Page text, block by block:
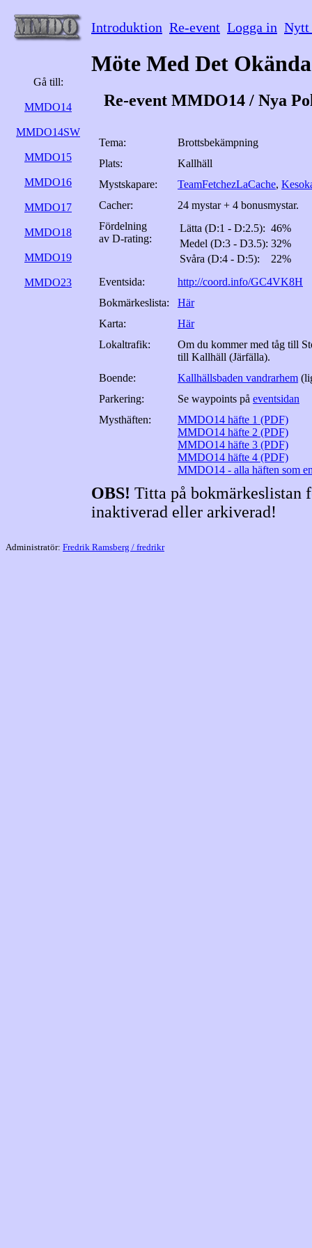
Introduktion Re-event Logga in Nytt
Gå till:
MMDO14
MMDO14SW
MMDO15
MMDO16
MMDO17
MMDO18
MMDO19
MMDO23
Möte Med Det Okända
Re-event MMDO14 / Nya
Tema:
Brottsbekämpning
Plats:
Kallhäll
Mystskapare:
TeamFetchezLaCache,
Cacher:
24 mystar + 4 bonusmystar.
Fördelning
av D-rating:
Lätta (D:1 - D:2.5): 46%
Medel (D:3 - D3.5): 32%
Svåra (D:4 - D:5):
22%
Eventsida:
http://coord.info/GC4VK8H
Bokmärkeslista:
Här
Karta:
Här
Lokaltrafik:
Om du kommer med tåg till
till Kallhäll (Järfälla).
Boende:
Kallhällsbaden vandrarhem
Parkering:
Se waypoints på eventsidan
Mysthäften:
MMDO14 häfte 1 (PDF)
MMDO14 häfte 2 (PDF)
MMDO14 häfte 3 (PDF)
MMDO14 häfte 4 (PDF)
MMDO14 - alla häften som
OBS! Titta på bokmärkeslistan
inaktiverad eller arkiverad!
Administratör: Fredrik Ramsberg / fredrikr